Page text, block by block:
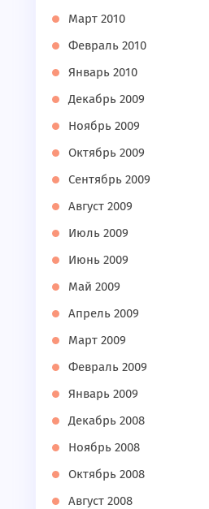
Март 2010
Февраль 2010
Январь 2010
Декабрь 2009
Ноябрь 2009
Октябрь 2009
Сентябрь 2009
Август 2009
Июль 2009
Июнь 2009
Май 2009
Апрель 2009
Март 2009
Февраль 2009
Январь 2009
Декабрь 2008
Ноябрь 2008
Октябрь 2008
Август 2008